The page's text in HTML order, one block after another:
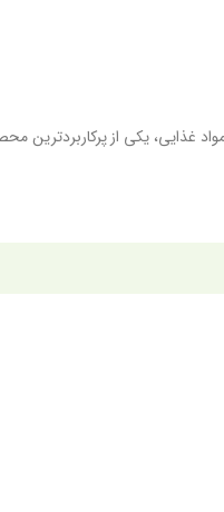
غذایی، یکی از پرکاربردترین